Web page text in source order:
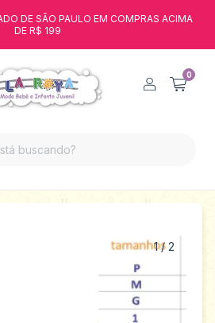
DE SÃO PAULO EM COMPRAS ACIMA
DE R$ 199
0
1/2